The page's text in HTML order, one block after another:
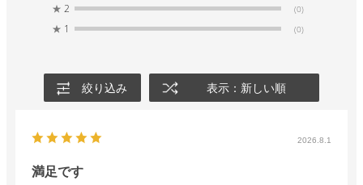
★ 2 (0)
★ 1 (0)
絞り込み 表示：新しい順
2026.8.1
満足です